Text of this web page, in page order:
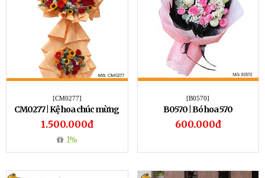
[CM0277]
CM0277 | Kệ hoa chúc mừng
277
1.500.000đ
1%
[B0570]
B0570 | Bó hoa 570
600.000đ